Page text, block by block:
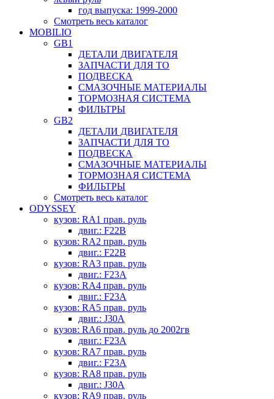
год выпуска: 1999-2000
Смотреть весь каталог
MOBILIO
GB1
ДЕТАЛИ ДВИГАТЕЛЯ
ЗАПЧАСТИ ДЛЯ ТО
ПОДВЕСКА
СМАЗОЧНЫЕ МАТЕРИАЛЫ
ТОРМОЗНАЯ СИСТЕМА
ФИЛЬТРЫ
GB2
ДЕТАЛИ ДВИГАТЕЛЯ
ЗАПЧАСТИ ДЛЯ ТО
ПОДВЕСКА
СМАЗОЧНЫЕ МАТЕРИАЛЫ
ТОРМОЗНАЯ СИСТЕМА
ФИЛЬТРЫ
Смотреть весь каталог
ODYSSEY
кузов: RA1 прав. руль
двиг.: F22B
кузов: RA2 прав. руль
двиг.: F22B
кузов: RA3 прав. руль
двиг.: F23A
кузов: RA4 прав. руль
двиг.: F23A
кузов: RA5 прав. руль
двиг.: J30A
кузов: RA6 прав. руль до 2002гв
двиг.: F23A
кузов: RA7 прав. руль
двиг.: F23A
кузов: RA8 прав. руль
двиг.: J30A
кузов: RA9 прав. руль